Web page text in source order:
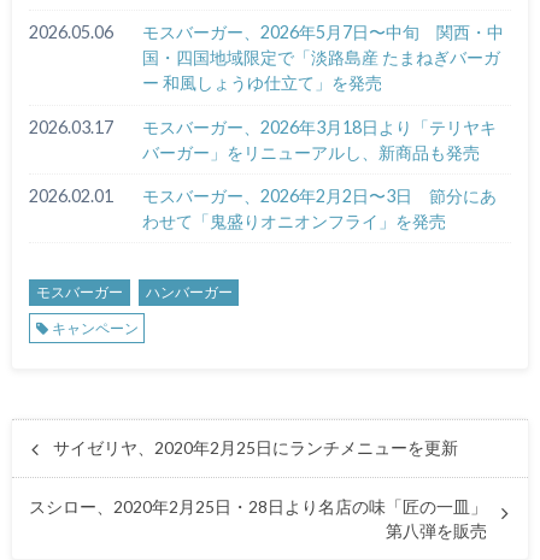
2026.05.06
モスバーガー、2026年5月7日〜中旬 関西・中
国・四国地域限定で「淡路島産 たまねぎバーガ
ー 和風しょうゆ仕立て」を発売
2026.03.17
モスバーガー、2026年3月18日より「テリヤキ
バーガー」をリニューアルし、新商品も発売
2026.02.01
モスバーガー、2026年2月2日〜3日 節分にあ
わせて「鬼盛りオニオンフライ」を発売
モスバーガー
ハンバーガー
キャンペーン
サイゼリヤ、2020年2月25日にランチメニューを更新
スシロー、2020年2月25日・28日より名店の味「匠の一皿」
第八弾を販売